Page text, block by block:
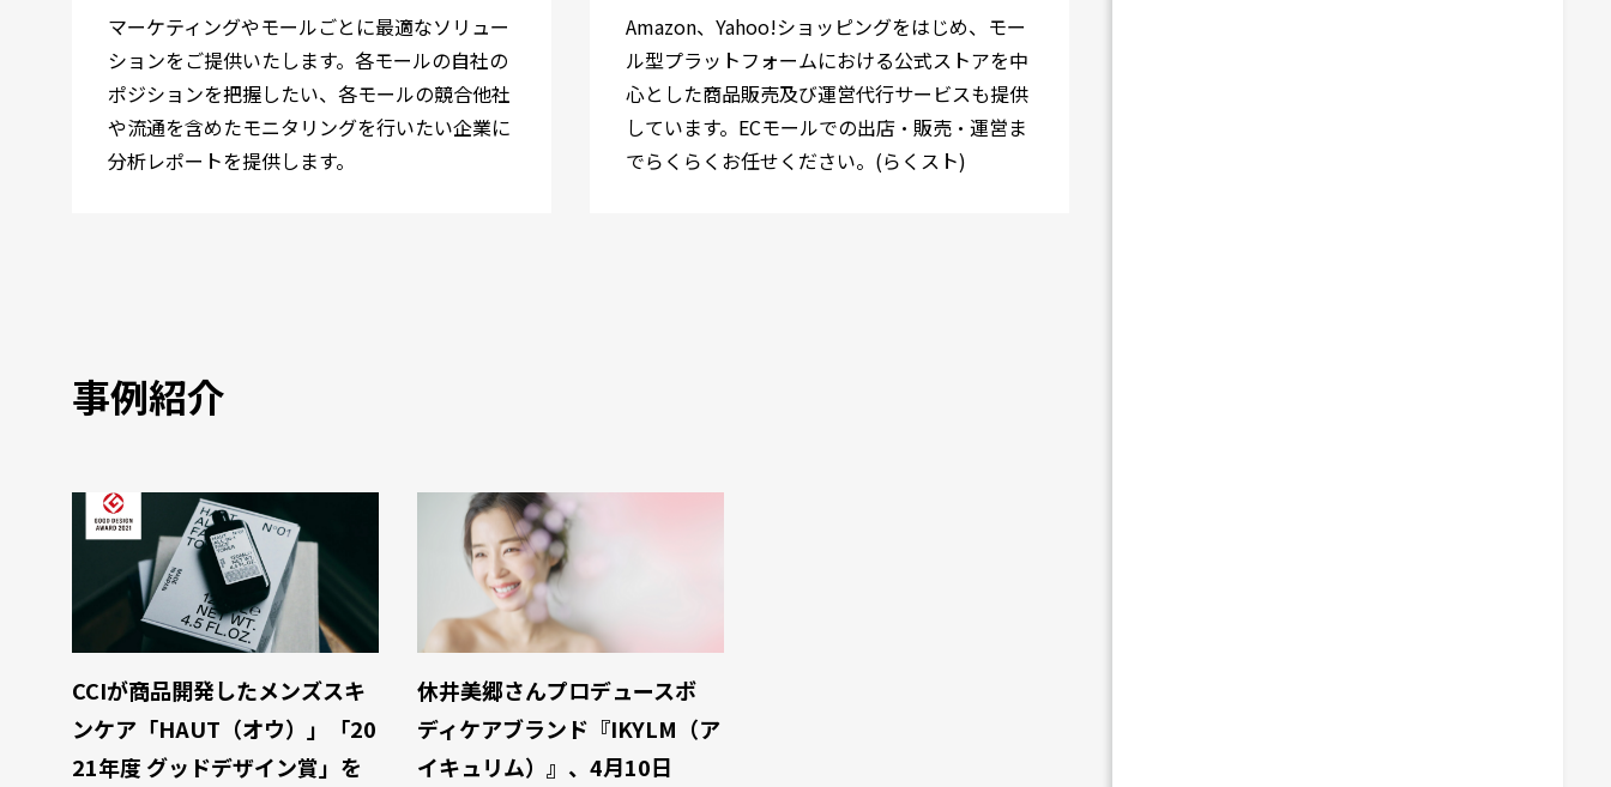
マーケティングやモールごとに最適なソリュー
ションをご提供いたします。各モールの自社の
ポジションを把握したい、各モールの競合他社
や流通を含めたモニタリングを行いたい企業に
分析レポートを提供します。
Amazon、Yahoo!ショッピングをはじめ、モー
ル型プラットフォームにおける公式ストアを中
心とした商品販売及び運営代行サービスも提供
しています。ECモールでの出店・販売・運営ま
でらくらくお任せください。(らくスト)
事例紹介
CCIが商品開発したメンズスキ
ンケア「HAUT（オウ）」「20
21年度 グッドデザイン賞」を
休井美郷さんプロデュースボ
ディケアブランド『IKYLM（ア
イキュリム）』、4月10日